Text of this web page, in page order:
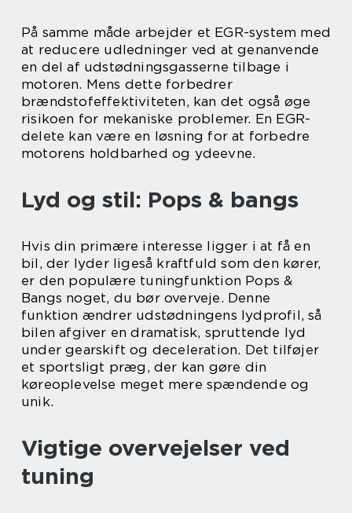
På samme måde arbejder et EGR-system med
at reducere udledninger ved at genanvende
en del af udstødningsgasserne tilbage i
motoren. Mens dette forbedrer
brændstofeffektiviteten, kan det også øge
risikoen for mekaniske problemer. En EGR-
delete kan være en løsning for at forbedre
motorens holdbarhed og ydeevne.
Lyd og stil: Pops & bangs
Hvis din primære interesse ligger i at få en
bil, der lyder ligeså kraftfuld som den kører,
er den populære tuningfunktion Pops &
Bangs noget, du bør overveje. Denne
funktion ændrer udstødningens lydprofil, så
bilen afgiver en dramatisk, spruttende lyd
under gearskift og deceleration. Det tilføjer
et sportsligt præg, der kan gøre din
køreoplevelse meget mere spændende og
unik.
Vigtige overvejelser ved
tuning